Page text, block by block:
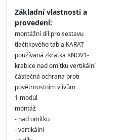
Základní vlastnosti a
provedení:
montážní díl pro sestavu
tlačítkového tabla KARAT
používaná zkratka KNOV1-
krabice nad omítku vertikální
částečná ochrana proti
povětrnostním vlivům
1 modul
montáž
- nad omítku
- vertikální